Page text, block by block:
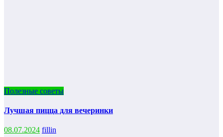
Полезные советы
Лучшая пицца для вечеринки
08.07.2024 fillin